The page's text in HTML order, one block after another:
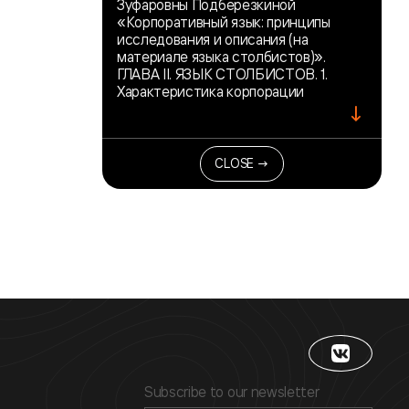
Зуфаровны Подберезкиной
«Корпоративный язык: принципы
исследования и описания (на
материале языка столбистов)».
ГЛАВА II. ЯЗЫК СТОЛБИСТОВ. 1.
Характеристика корпорации
↓
CLOSE →
Subscribe to our newsletter